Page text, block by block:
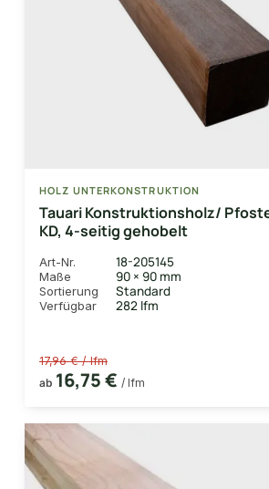
HOLZ UNTERKONSTRUKTION
Tauari Konstruktionsholz/
KD, 4-seitig gehobelt
Art-Nr. 18-205145
Maße 90 × 90 mm
Sortierung Standard
Verfügbar 282 lfm
17,96 € / lfm
ab 16,75 € / lfm